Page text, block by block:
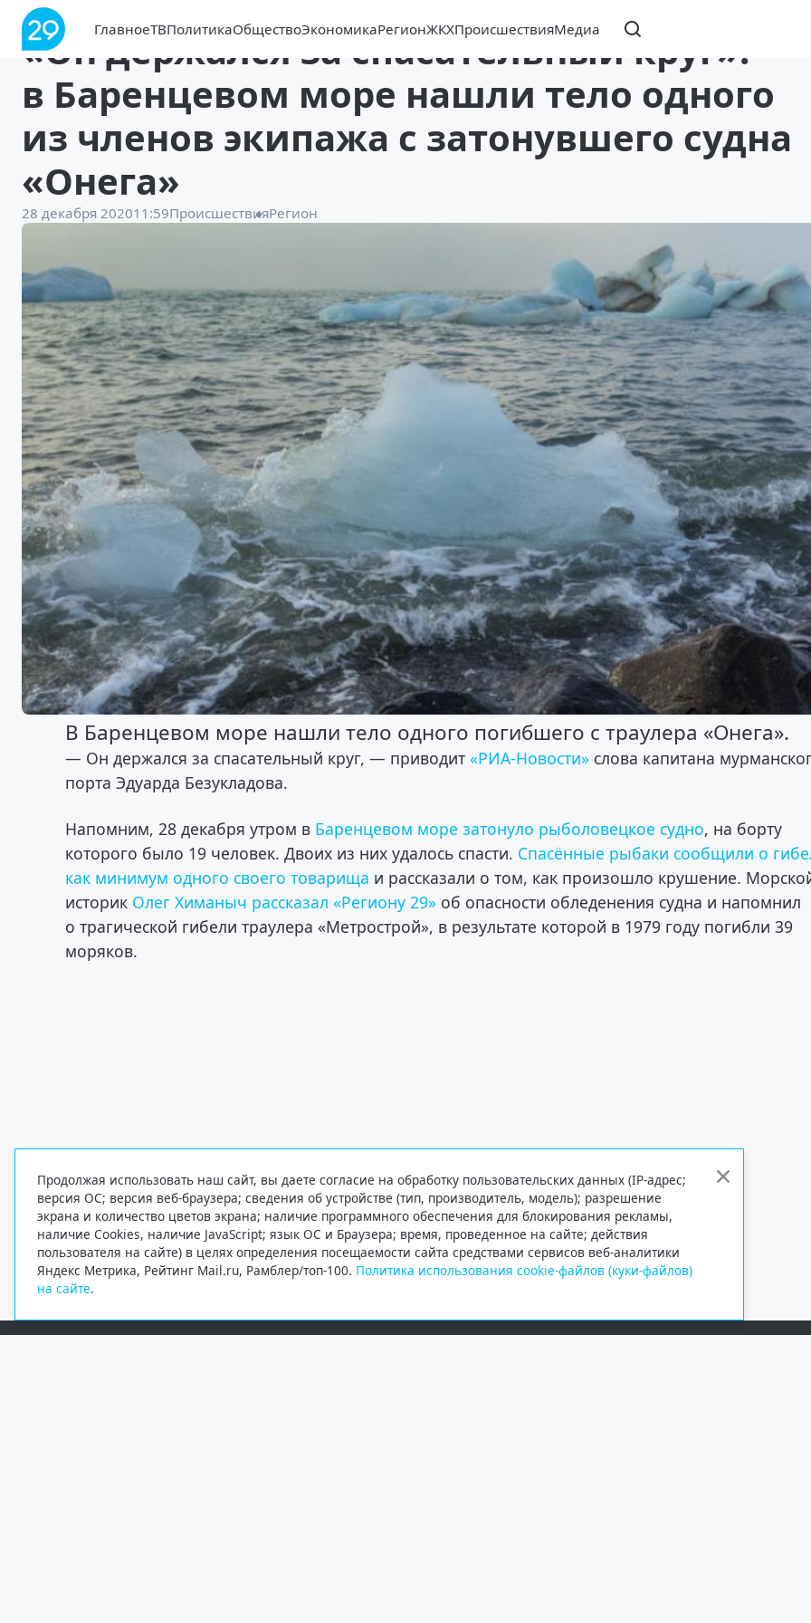
ГлавноеТВПолитикаОбществоЭкономикаРегионЖКХПроисшествияМедиа
«Он держался за спасательный круг»:
в Баренцевом море нашли тело одного
из членов экипажа с затонувшего судна
«Онега»
28 декабря 202011:59ПроисшествияРегион
В Баренцевом море нашли тело одного погибшего с траулера «Онега».
— Он держался за спасательный круг, — приводит«РИА-Новости» слова капитана
порта Эдуарда Безукладова.
Напомним, 28 декабря утром в Баренцевом море затонуло рыболовецкое судно, на борту
которого было 19 человек. Двоих из них удалось спасти. Спасённые рыбаки сообщили о
как минимум одного своего товарища и рассказали о том, как произошло крушение.
историк Олег Химаныч рассказал «Региону 29» об опасности обледенения судна и напомнил
о трагической гибели траулера «Метрострой», в результате которой в 1979 году погибли 39
моряков.
Продолжая использовать наш сайт, вы даете согласие на обработку пользовательских данных (IP-адрес;
версия ОС; версия веб-браузера; сведения об устройстве (тип, производитель, модель); разрешение
экрана и количество цветов экрана; наличие программного обеспечения для блокирования рекламы,
наличие Cookies, наличие JavaScript; язык ОС и Браузера; время, проведенное на сайте; действия
пользователя на сайте) в целях определения посещаемости сайта средствами сервисов веб-аналитики
Яндекс Метрика, Рейтинг Mail.ru, Рамблер/топ-100. Политика использования cookie-файлов (куки-файлов)
на сайте.